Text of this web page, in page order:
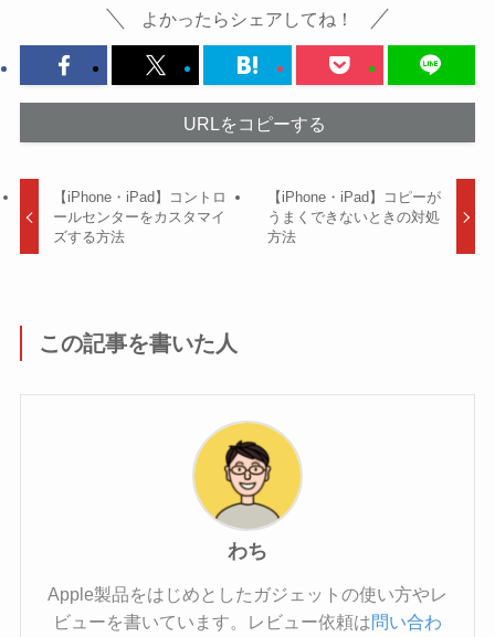
よかったらシェアしてね！
URLをコピーする
【iPhone・iPad】コントロ
ールセンターをカスタマイ
ズする方法
【iPhone・iPad】コピーが
うまくできないときの対処
方法
この記事を書いた人
わち
Apple製品をはじめとしたガジェットの使い方やレ
ビューを書いています。レビュー依頼は問い合わ